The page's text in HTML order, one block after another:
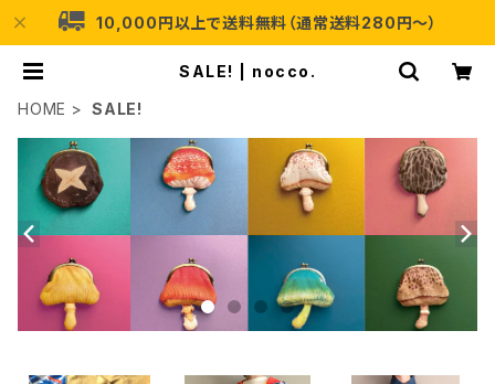
10,000円以上で送料無料（通常送料280円〜）
SALE! | nocco.
HOME
SALE!